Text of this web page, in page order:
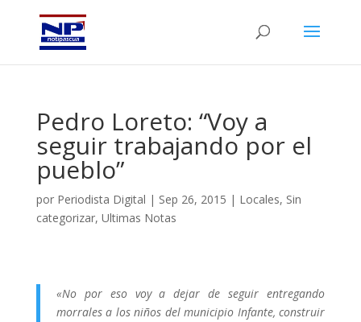
Pedro Loreto: “Voy a
seguir trabajando por el
pueblo”
por Periodista Digital | Sep 26, 2015 | Locales, Sin
categorizar, Ultimas Notas
«No por eso voy a dejar de seguir entregando
morrales a los niños del municipio Infante, construir